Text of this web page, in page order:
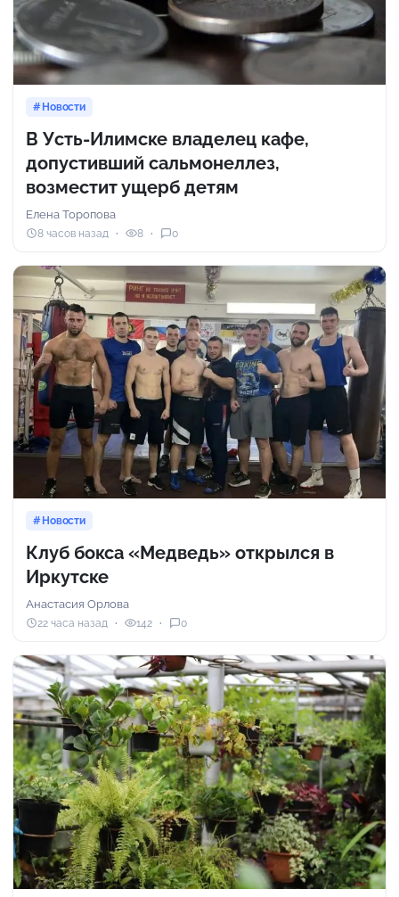
Новости
В Усть-Илимске владелец кафе,
допустивший сальмонеллез,
возместит ущерб детям
Елена Торопова
8 часов назад 8 0
Новости
Клуб бокса «Медведь» открылся в
Иркутске
Анастасия Орлова
22 часа назад 142 0